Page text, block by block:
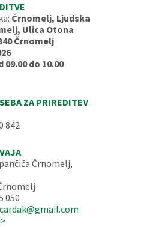
Črnomelj, Ljudska
Ulica Otona
Črnomelj
09.00 do 10.00
ZA PRIREDITEV
842
Črnomelj,
050